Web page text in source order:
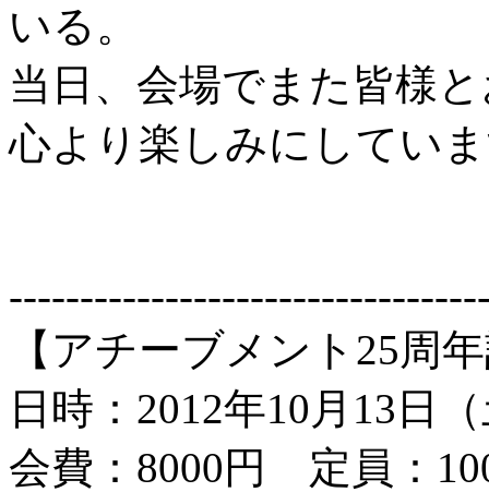
いる。
当日、会場でまた皆様
心より楽しみにしてい
【アチーブメント25周
日時：2012年10月13日
会費：8000円 定員：